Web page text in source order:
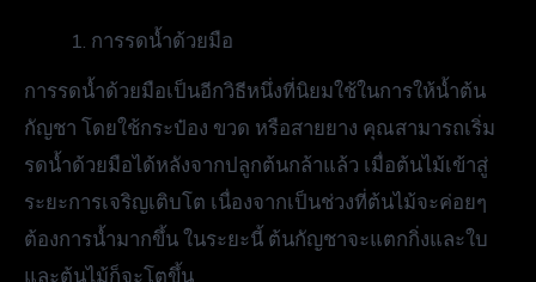
การรดน้ำด้วยมือ
การรดน้ำด้วยมือเป็นอีกวิธีหนึ่งที่นิยมใช้ในการให้น้ำต้น
กัญชา โดยใช้กระป๋อง ขวด ​​หรือสายยาง คุณสามารถเริ่ม
รดน้ำด้วยมือได้หลังจากปลูกต้นกล้าแล้ว เมื่อต้นไม้เข้าสู่
ระยะการเจริญเติบโต เนื่องจากเป็นช่วงที่ต้นไม้จะค่อยๆ
ต้องการน้ำมากขึ้น ในระยะนี้ ต้นกัญชาจะแตกกิ่งและใบ
และต้นไม้ก็จะโตขึ้น